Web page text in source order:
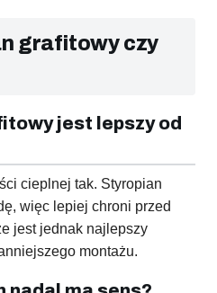
grafitowy czy
jest lepszy od
cieplnej tak. Styropian
więc lepiej chroni przed
jest jednak najlepszy
montażu.